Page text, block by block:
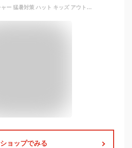
抗菌撥水アドベンチャー 猛暑対策 ハット キッズ アウトドア キャンプ 小さい 子ども 男の子 女の子 可愛い 通学 通勤 通園 アウトドア キャンプ 紫外線99 UVカット 海 サファリハット tyo-029s レインハット
ショップでみる